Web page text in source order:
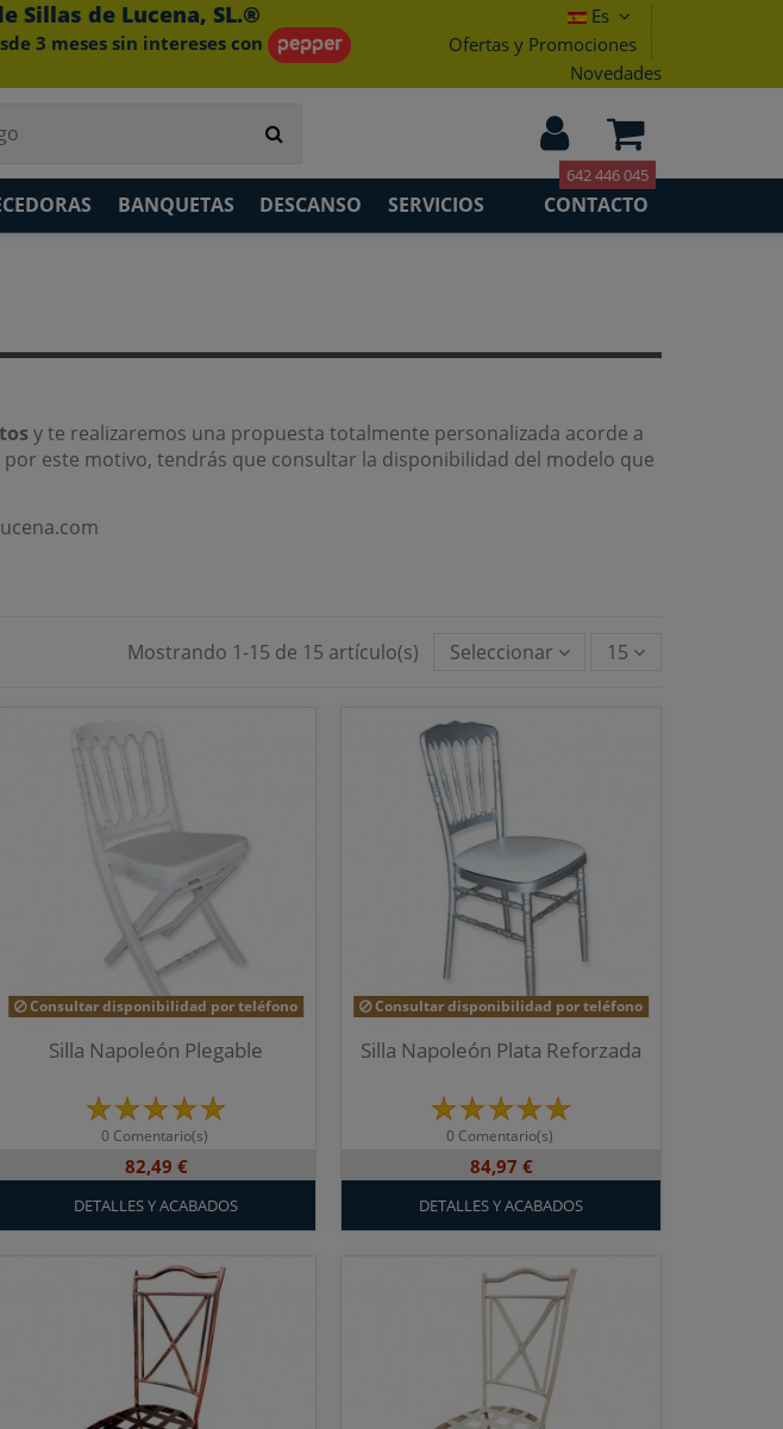
Sillas de Lucena, SL.®
3 meses sin intereses con
Es
Ofertas y Promociones
Novedades
BANQUETAS DESCANSO SERVICIOS CONTACTO
642 446 045
y te realizaremos una propuesta totalmente personalizada acorde a
este motivo, tendrás que consultar la disponibilidad del modelo que
Mostrando 1-15 de 15 artículo(s) Seleccionar 15
Consultar disponibilidad por teléfono
Silla Napoleón Plegable
0 Comentario(s)
82,49 €
DETALLES Y ACABADOS
Consultar disponibilidad por teléfono
Silla Napoleón Plata Reforzada
0 Comentario(s)
84,97 €
DETALLES Y ACABADOS